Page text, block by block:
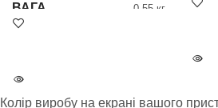
ВАГА 0.55 кг
Колір виробу на екрані вашого